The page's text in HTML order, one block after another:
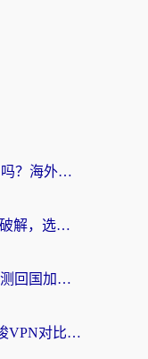
ChickCN和Unblock Youku好用吗？海外党亲测3款回国加速器，附iOS免费选择指南
海外党避坑指南：告别pc vpn 破解，选对回国加速器轻松访问国内资源
穿梭和海龟哪个好？海外党亲测回国加速器，附电脑免费VPN推荐
Quickback VPN好用吗？和穿梭VPN对比哪个回国效果更好？海外党必看的真实测评与选择指南